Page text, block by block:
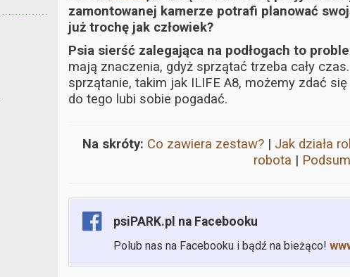
zamontowanej kamerze potrafi planować
już trochę jak człowiek?
Psia sierść zalegająca na podłogach to
mają znaczenia, gdyż sprzątać trzeba cały
sprzątanie, takim jak ILIFE A8, możemy zdać
do tego lubi sobie pogadać.
Na skróty: Co zawiera zestaw? | Jak działa
robota |
psiPARK.pl na Facebooku
Polub nas na Facebooku i bądź na bieżąco!